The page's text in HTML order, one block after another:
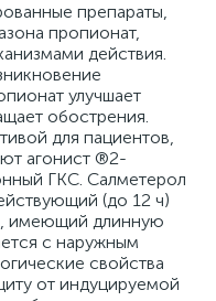
препараты,
пропионат,
действия.
улучшает
обострения.
для пациентов,
агонист ®2-
ГКС. Салметерол
(до 12 ч)
имеющий длинную
с наружным
свойства
от индуцируемой